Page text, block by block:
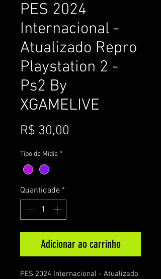
PES 2024
Internacional -
Atualizado Repro
Playstation 2 -
Ps2 By
XGAMELIVE
R$ 30,00
Tipo de Mídia *
Quantidade *
Adicionar ao carrinho
PES 2024 Internacional - Atualizado